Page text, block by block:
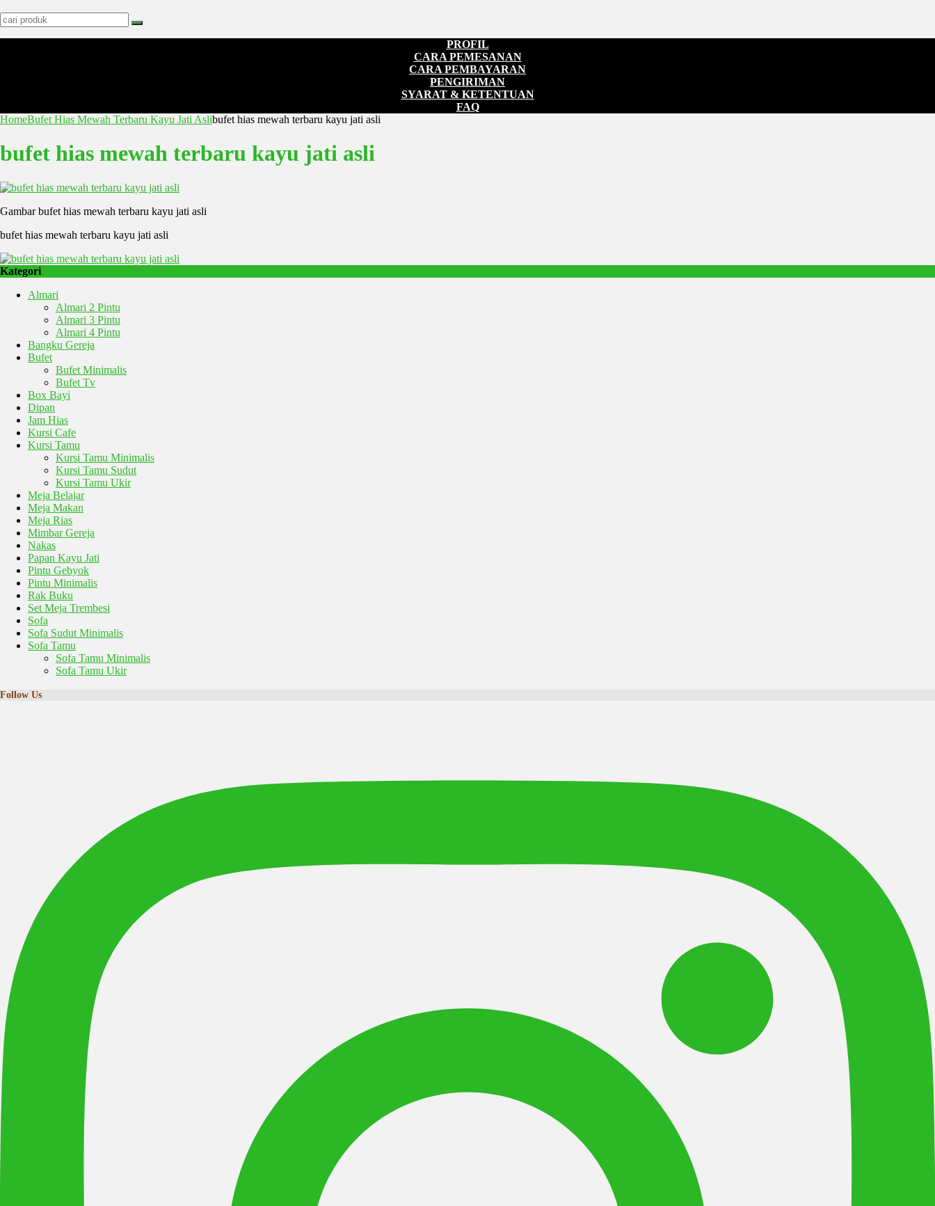
PROFIL
CARA PEMESANAN
CARA PEMBAYARAN
PENGIRIMAN
SYARAT & KETENTUAN
FAQ
HomeBufet Hias Mewah Terbaru Kayu Jati Aslibufet hias mewah terbaru kayu jati asli
bufet hias mewah terbaru kayu jati asli
Gambar bufet hias mewah terbaru kayu jati asli
bufet hias mewah terbaru kayu jati asli
Kategori
Almari
Almari 2 Pintu
Almari 3 Pintu
Almari 4 Pintu
Bangku Gereja
Bufet
Bufet Minimalis
Bufet Tv
Box Bayi
Dipan
Jam Hias
Kursi Cafe
Kursi Tamu
Kursi Tamu Minimalis
Kursi Tamu Sudut
Kursi Tamu Ukir
Meja Belajar
Meja Makan
Meja Rias
Mimbar Gereja
Nakas
Papan Kayu Jati
Pintu Gebyok
Pintu Minimalis
Rak Buku
Set Meja Trembesi
Sofa
Sofa Sudut Minimalis
Sofa Tamu
Sofa Tamu Minimalis
Sofa Tamu Ukir
Follow Us